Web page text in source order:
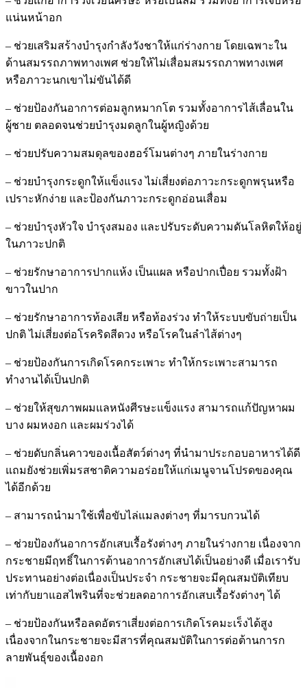
แน่นหน้าอก
– ช่วยเสริมสร้างบำรุงกำลังวังชาให้แก่ร่างกาย โดยเฉพาะใน
ด้านสมรรถภาพทางเพศ ช่วยให้ไม่เสื่อมสมรรถภาพทางเพศ
หรือภาวะนกเขาไม่ขันได้ดี
– ช่วยป้องกันอาการต่อมลูกหมากโต รวมทั้งอาการไส้เลื่อนใน
ผู้ชาย ตลอดจนช่วยบำรุงมดลูกในผู้หญิงด้วย
– ช่วยปรับความสมดุลของฮอร์โมนต่างๆ ภายในร่างกาย
– ช่วยบำรุงกระดูกให้แข็งแรง ไม่เสี่ยงต่อภาวะกระดูกพรุนหรือ
เปราะหักง่าย และป้องกันภาวะกระดูกอ่อนเสื่อม
– ช่วยบำรุงหัวใจ บำรุงสมอง และปรับระดับความดันโลหิตให้อยู่
ในภาวะปกติ
– ช่วยรักษาอาการปากแห้ง เป็นแผล หรือปากเปื่อย รวมทั้งฝ้า
ขาวในปาก
– ช่วยรักษาอาการท้องเสีย หรือท้องร่วง ทำให้ระบบขับถ่ายเป็น
ปกติ ไม่เสี่ยงต่อโรคริดสีดวง หรือโรคในลำไส้ต่างๆ
– ช่วยป้องกันการเกิดโรคกระเพาะ ทำให้กระเพาะสามารถ
ทำงานได้เป็นปกติ
– ช่วยให้สุขภาพผมแลหนังศีรษะแข็งแรง สามารถแก้ปัญหาผม
บาง ผมหงอก และผมร่วงได้
– ช่วยดับกลิ่นคาวของเนื้อสัตว์ต่างๆ ที่นำมาประกอบอาหารได้ดี
แถมยังช่วยเพิ่มรสชาติความอร่อยให้แก่เมนูจานโปรดของคุณ
ได้อีกด้วย
– สามารถนำมาใช้เพื่อขับไล่แมลงต่างๆ ที่มารบกวนได้
– ช่วยป้องกันอาการอักเสบเรื้อรังต่างๆ ภายในร่างกาย เนื่องจาก
กระชายมีฤทธิ์ในการต้านอาการอักเสบได้เป็นอย่างดี เมื่อเรารับ
ประทานอย่างต่อเนื่องเป็นประจำ กระชายจะมีคุณสมบัติเทียบ
เท่ากับยาแอสไพรินที่จะช่วยลดอาการอักเสบเรื้อรังต่างๆ ได้
– ช่วยป้องกันหรือลดอัตราเสี่ยงต่อการเกิดโรคมะเร็งได้สูง
เนื่องจากในกระชายจะมีสารที่คุณสมบัติในการต่อต้านการก
ลายพันธุ์ของเนื้องอก